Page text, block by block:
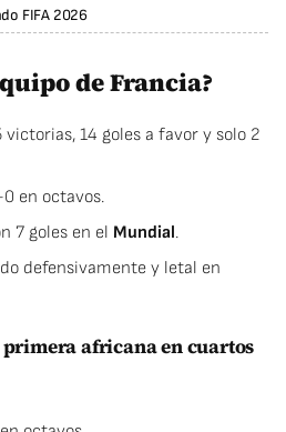
FIFA 2026
de Francia?
14 goles a favor y solo 2
en octavos.
7 goles en el Mundial.
defensivamente y letal en
africana en cuartos